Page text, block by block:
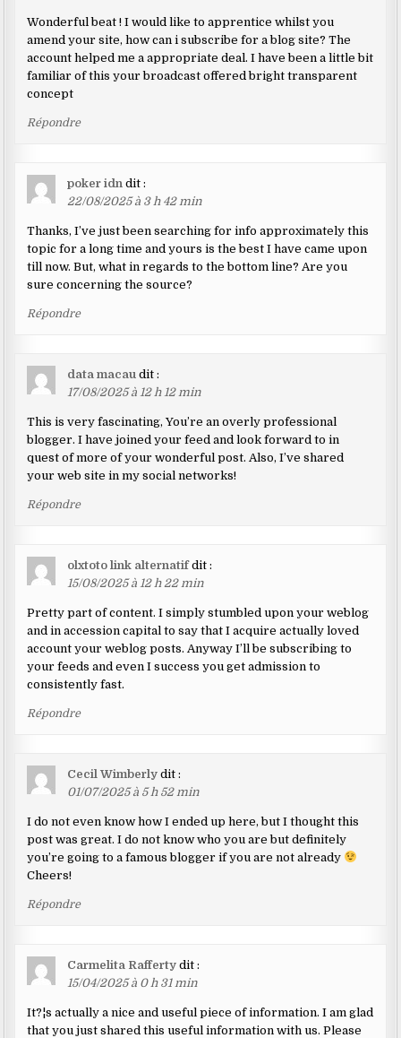
Wonderful beat ! I would like to apprentice whilst you
amend your site, how can i subscribe for a blog site? The
account helped me a appropriate deal. I have been a little bit
familiar of this your broadcast offered bright transparent
concept
Répondre
poker idn dit :
22/08/2025 à 3 h 42 min
Thanks, I’ve just been searching for info approximately this
topic for a long time and yours is the best I have came upon
till now. But, what in regards to the bottom line? Are you
sure concerning the source?
Répondre
data macau dit :
17/08/2025 à 12 h 12 min
This is very fascinating, You’re an overly professional
blogger. I have joined your feed and look forward to in
quest of more of your wonderful post. Also, I’ve shared
your web site in my social networks!
Répondre
olxtoto link alternatif dit :
15/08/2025 à 12 h 22 min
Pretty part of content. I simply stumbled upon your weblog
and in accession capital to say that I acquire actually loved
account your weblog posts. Anyway I’ll be subscribing to
your feeds and even I success you get admission to
consistently fast.
Répondre
Cecil Wimberly dit :
01/07/2025 à 5 h 52 min
I do not even know how I ended up here, but I thought this
post was great. I do not know who you are but definitely
you’re going to a famous blogger if you are not already
Cheers!
Répondre
Carmelita Rafferty dit :
15/04/2025 à 0 h 31 min
It?¦s actually a nice and useful piece of information. I am glad
that you just shared this useful information with us. Please